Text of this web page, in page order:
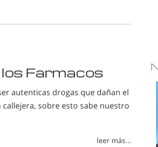
Farmacos
autenticas drogas que dañan el
sobre esto sabe nuestro
leer más...